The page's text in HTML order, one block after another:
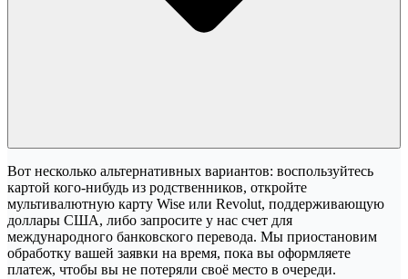
Вот несколько альтернативных вариантов: воспользуйтесь
картой кого-нибудь из родственников, откройте
мультивалютную карту Wise или Revolut, поддерживающую
доллары США, либо запросите у нас счет для
международного банковского перевода. Мы приостановим
обработку вашей заявки на время, пока вы оформляете
платеж, чтобы вы не потеряли своё место в очереди.